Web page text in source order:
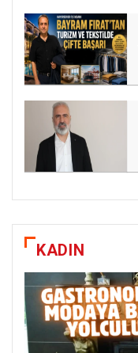
KADIN